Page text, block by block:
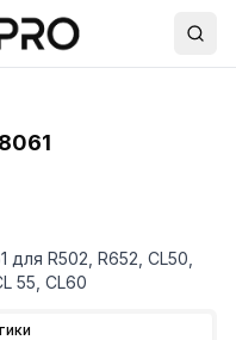
R502, R652, CL50,
55, CL60